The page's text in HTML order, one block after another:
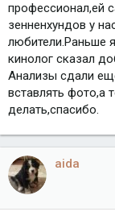
профессионал,ей
зенненхундов у
любители.Раньше
кинолог сказал
Анализы сдали
вставлять фото,а
делать,спасибо.
aida